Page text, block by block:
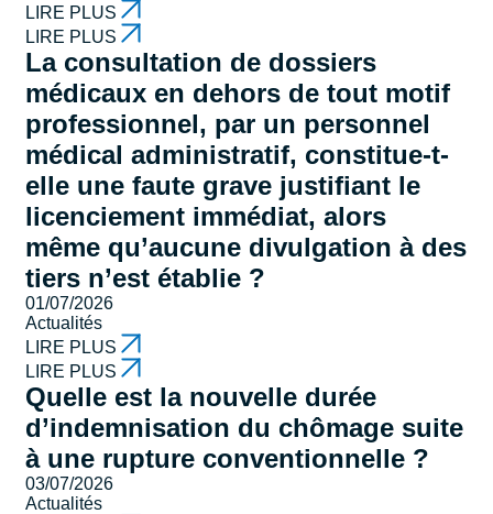
LIRE PLUS
LIRE PLUS
La consultation de dossiers
médicaux en dehors de tout motif
professionnel, par un personnel
médical administratif, constitue-t-
elle une faute grave justifiant le
licenciement immédiat, alors
même qu’aucune divulgation à des
tiers n’est établie ?
01/07/2026
Actualités
LIRE PLUS
LIRE PLUS
Quelle est la nouvelle durée
d’indemnisation du chômage suite
à une rupture conventionnelle ?
03/07/2026
Actualités